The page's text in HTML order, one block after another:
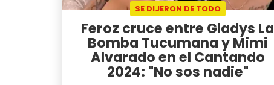
SE DIJERON DE TODO
Feroz cruce entre Gladys La
Bomba Tucumana y Mimi
Alvarado en el Cantando
2024: "No sos nadie"